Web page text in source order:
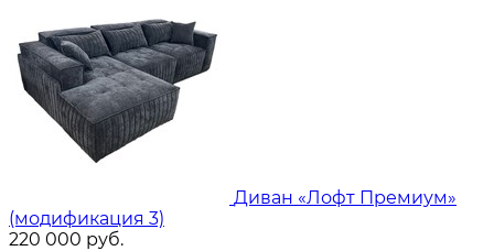
Диван «Лофт Премиум»
(модификация 3)
220 000 руб.